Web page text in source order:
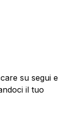
su segui e
il tuo